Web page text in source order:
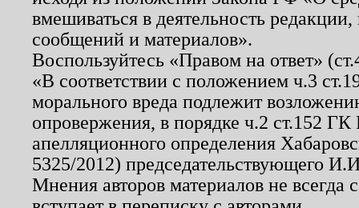
вмешиваться в деятельность
сообщений и материалов».
Воспользуйтесь «Правом на ответ»
«В соответствии с положением ч.3
морального вреда подлежит
опровержения, в порядке ч.2 ст.152
апелляционного определения
5325/2012) председательствующего
Мнения авторов материалов не